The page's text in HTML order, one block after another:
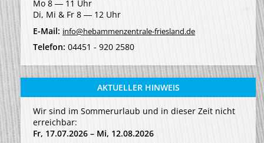
Mo 8 ― 11 Uhr
Di, Mi & Fr 8 ― 12 Uhr
E-Mail: info@hebammenzentrale-friesland.de
Telefon: 04451 - 920 2580
AKTUELLER HINWEIS
Wir sind im Sommerurlaub und in dieser Zeit nicht
erreichbar:
Fr, 17.07.2026 – Mi, 12.08.2026